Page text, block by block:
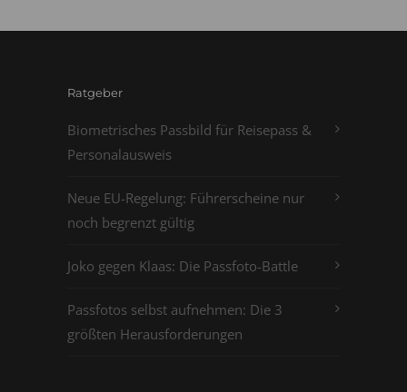
Ratgeber
Biometrisches Passbild für Reisepass &
Personalausweis
Neue EU-Regelung: Führerscheine nur
noch begrenzt gültig
Joko gegen Klaas: Die Passfoto-Battle
Passfotos selbst aufnehmen: Die 3
größten Herausforderungen